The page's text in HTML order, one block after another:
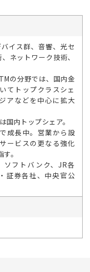
イス群、音響、光セ
ネットワーク技術、
の分野では、国内金
てトップクラスシェ
アなどを中心に拡大
内トップシェア。
成長中。営業から設
ービスの更なる強化
。
ソフトバンク、JR各
証券各社、中央官公